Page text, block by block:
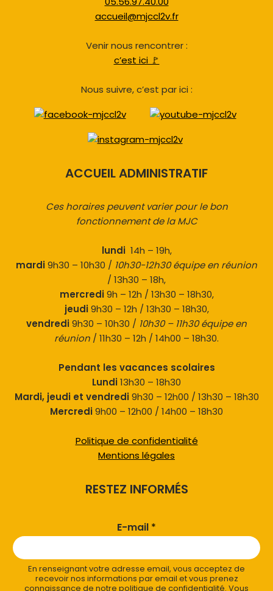
accueil@mjccl2v.fr
Venir nous rencontrer :
c’est ici 🚩
Nous suivre, c’est par ici :
ACCUEIL ADMINISTRATIF
Ces horaires peuvent varier pour le bon
fonctionnement de la MJC
lundi 14h – 19h,
mardi9h30 – 10h30 / 10h30-12h30 équipe en réunion
/ 13h30 – 18h,
mercredi9h – 12h / 13h30 – 18h30,
jeudi9h30 – 12h / 13h30 – 18h30,
vendredi9h30 – 10h30 / 10h30 – 11h30 équipe en
réunion / 11h30 – 12h / 14h00 – 18h30.
Pendant les vacances scolaires
Lundi13h30 – 18h30
Mardi, jeudi et vendredi9h30 – 12h00 / 13h30 – 18h30
Mercredi9h00 – 12h00 / 14h00 – 18h30
Politique de confidentialité
Mentions légales
RESTEZ INFORMÉS
E-mail *
En renseignant votre adresse email, vous acceptez de
recevoir nos informations par email et vous prenez
connaissance de notre politique de confidentialité. Vous